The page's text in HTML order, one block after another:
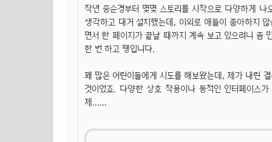
작년 중순경부터 몇몇 스토리를 시작으로 다양하게
생각하고 대거 설치했는데, 이외로 애들이 좋아하지
면서 한 페이지가 끝날 때까지 계속 보고 있으려니 좀
한 번 하고 땡입니다.
꽤 많은 어린이들에게 시도를 해보왔는데, 제가 내린
것이었죠. 다양한 상호 작용이나 동적인 인터페이스
제......